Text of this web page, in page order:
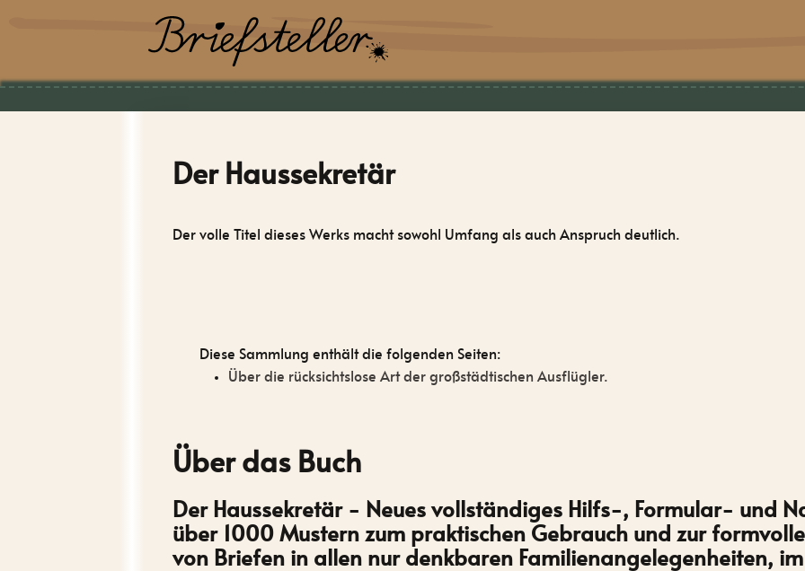
Der Haussekretär
Der volle Titel dieses Werks macht sowohl Umfang als auch Anspruch deutlich.
Diese Sammlung enthält die folgenden Seiten:
Über die rücksichtslose Art der großstädtischen Ausflügler.
Über das Buch
Der Haussekretär - Neues vollständiges Hilfs-, Formular- und
über 1000 Mustern zum praktischen Gebrauch und zur
von Briefen in allen nur denkbaren Familienangelegenheiten,